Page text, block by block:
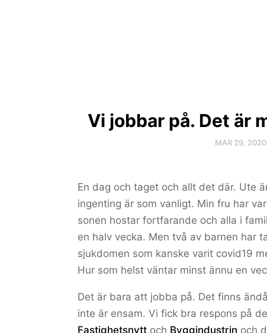
Vi jobbar på. Det är
MAR 29, 2020
En dag och taget och allt det där. Ute
ingenting är som vanligt. Min fru har
sonen hostar fortfarande och alla i
en halv vecka. Men två av barnen har
sjukdomen som kanske varit covid19
Hur som helst väntar minst ännu en
Det är bara att jobba på. Det finns
inte är ensam. Vi fick bra respons på
Fastighetsnytt och Byggindustrin och